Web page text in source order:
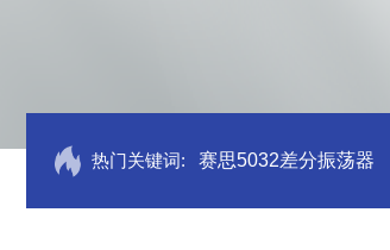
热门关键词: 赛思5032差分振荡器